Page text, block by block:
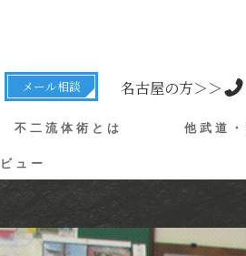
メール相談 名古屋の方＞＞
不二流体術とは 他武道
ュー